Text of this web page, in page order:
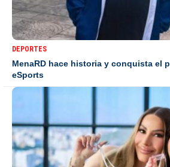
DEPORTES
MenaRD hace historia y conquista el
eSports